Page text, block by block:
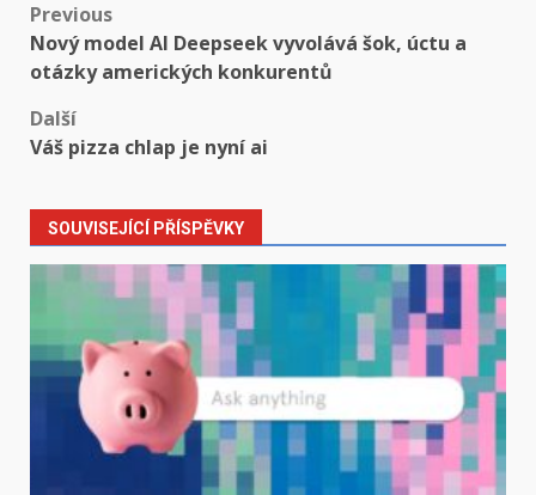
Post
navigation
Previous
Nový model AI Deepseek vyvolává šok, úctu a
otázky amerických konkurentů
Další
Váš pizza chlap je nyní ai
SOUVISEJÍCÍ PŘÍSPĚVKY